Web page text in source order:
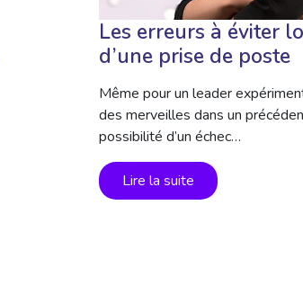
Les erreurs à éviter
d’une prise de poste
Même pour un leader
des merveilles dans un
possibilité d’un échec…
Lire la suite